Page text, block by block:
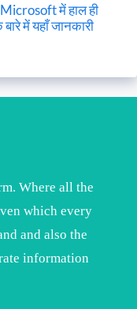
में हाल ही
में यहाँ जानकारी
Where all the
which every
and also the
information